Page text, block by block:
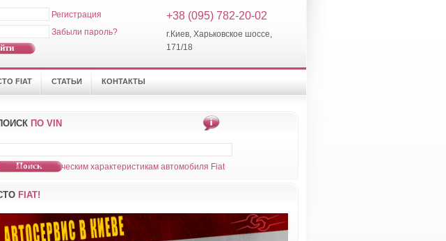
Регистрация
Забыли пароль?
+38 (095) 782-20-02
г.Киев, Харьковское шоссе,
171/18
FIAT СТАТЬИ КОНТАКТЫ
ПО VIN
Поиск по техническим характеристикам автомобиля Fiat
FIAT!